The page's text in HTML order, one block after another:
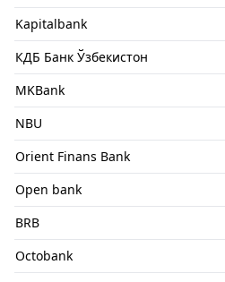
Kapitalbank
КДБ Банк Ўзбекистон
MKBank
NBU
Orient Finans Bank
Open bank
BRB
Octobank